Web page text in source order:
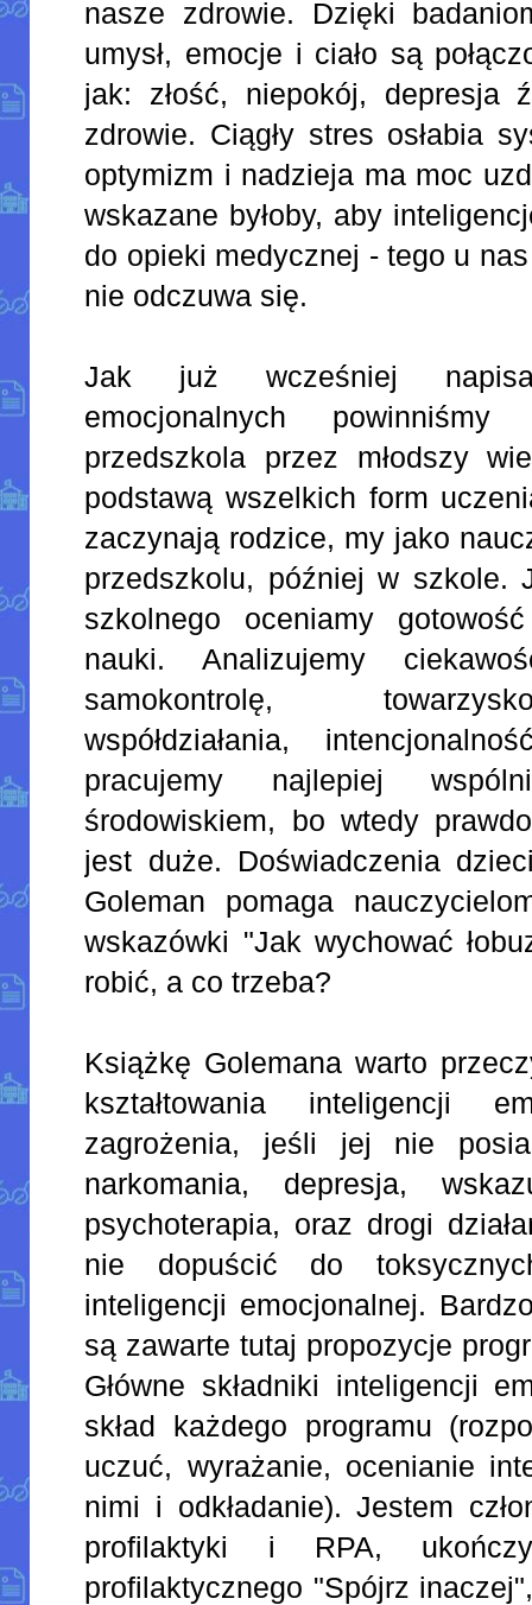
nasze zdrowie. Dzięki
umysł, emocje i ciało są
jak: złość, niepokój, depresja
zdrowie. Ciągły stres osłabia
optymizm i nadzieja ma moc
wskazane byłoby, aby
do opieki medycznej - tego u
nie odczuwa się.
Jak już wcześniej
emocjonalnych
przedszkola przez młodszy
podstawą wszelkich form
zaczynają rodzice, my jako
przedszkolu, później w szkole.
szkolnego oceniamy
nauki. Analizujemy
samokontrolę,
współdziałania,
pracujemy najlepiej
środowiskiem, bo wtedy
jest duże. Doświadczenia
Goleman pomaga
wskazówki "Jak wychować
robić, a co trzeba?
Książkę Golemana warto
kształtowania inteligencji
zagrożenia, jeśli jej nie
narkomania, depresja,
psychoterapia, oraz drogi
nie dopuścić do
inteligencji emocjonalnej.
są zawarte tutaj propozycje
Główne składniki inteligencji
skład każdego programu
uczuć, wyrażanie, ocenianie
nimi i odkładanie). Jestem
profilaktyki i RPA,
profilaktycznego "Spójrz